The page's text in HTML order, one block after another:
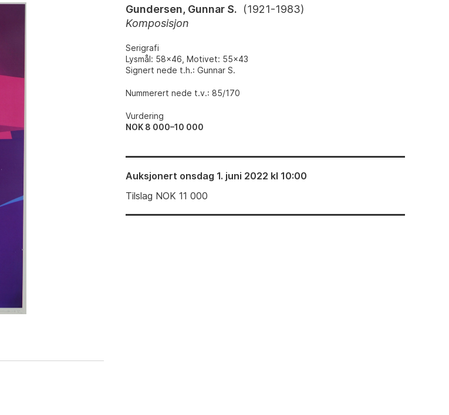
Gundersen, Gunnar S. (1921-1983)
Komposisjon
Serigrafi
Lysmål: 58x46, Motivet: 55x43
Signert nede t.h.: Gunnar S.
Nummerert nede t.v.: 85/170
Vurdering
NOK 8 000–10 000
Auksjonert onsdag 1. juni 2022 kl 10:00
Tilslag NOK11 000